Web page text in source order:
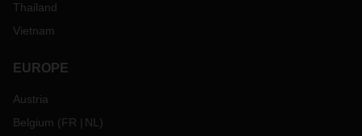
Thailand
Vietnam
EUROPE
Austria
Belgium (FR NL )